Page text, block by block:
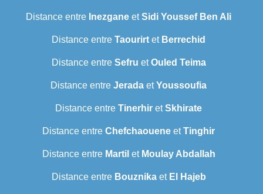
Distance entre Inezgane etSidi Youssef Ben Ali
Distance entre Taourirt et Berrechid
Distance entre Sefru etOuled Teima
Distance entre Jerada etYoussoufia
Distance entre Tinerhir etSkhirate
Distance entre Chefchaouene etTinghir
Distance entre Martil et Moulay Abdallah
Distance entre Bouznikaet El Hajeb